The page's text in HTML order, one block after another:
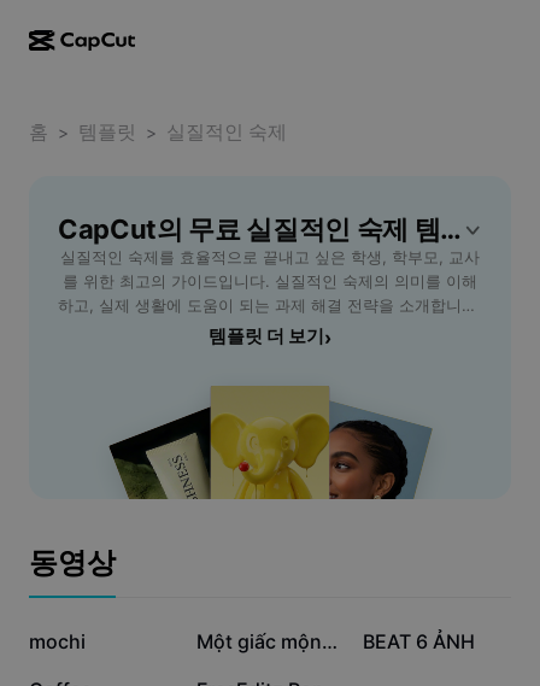
CapCut 데스크톱
CapCut Pad
CapCut 모바일
동영상 스튜디오
AI 동영상 생성기
AI 이미지 생성기
Dreamina Seedance 2.5
Nano Banana Pro
동영상 에디터 및 생성기
이미지 에디터 및 생성기
음성 생성기 및 에디터
사용 사례
마케팅
소셜 미디어 템플릿
더 보기
효과 템플릿
산업 템플릿
이니셔티브
제휴 사용자
크리에이티브 파트너 프로그램
CapCut 크리에이티브 캠퍼스
보안 센터
고객 지원 센터
홈 > 템플릿 > 실질적인 숙제
CapCut의 무료 실질적인 숙제 템플릿
실질적인 숙제를 효율적으로 끝내고 싶은 학생, 학부모, 교사
를 위한 최고의 가이드입니다. 실질적인 숙제의 의미를 이해
하고, 실제 생활에 도움이 되는 과제 해결 전략을 소개합니다.
계획적인 시간 관리, 실질적 목표 설정, 그리고 협력을 통한
학습자들이 실질적인 숙제에 대한 부담 없이 적극적으로 도
전할 수 있도록 지원합니다. CapCut - AI Tools에서 추천하
는 교육 솔루션과 함께, 현실적으로 적용 가능한 숙제 관리 방
법을 직접 경험해 보세요.
템플릿 더 보기 ›
동영상
86.5만
mochi 35.2만 Một giấc mộng xưa 19.4만
BEAT 6 ẢNH